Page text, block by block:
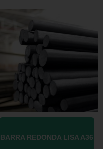
BARRA REDONDA LISA A36